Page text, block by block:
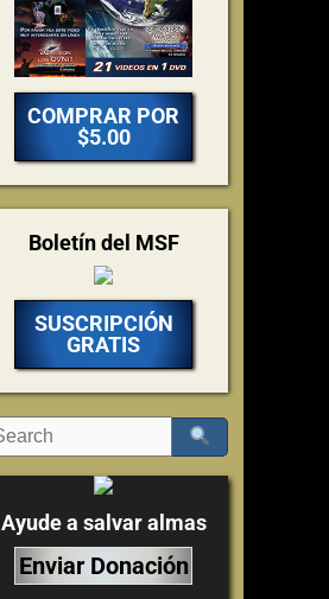
COMPRAR POR
$5.00
Boletín del MSF
SUSCRIPCIÓN
GRATIS
Ayude a salvar almas
Enviar Donación